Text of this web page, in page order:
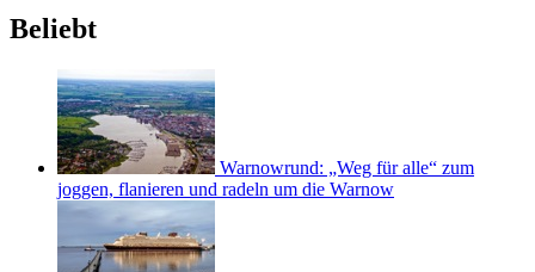
Beliebt
Warnowrund: „Weg für alle“ zum
joggen, flanieren und radeln um die Warnow